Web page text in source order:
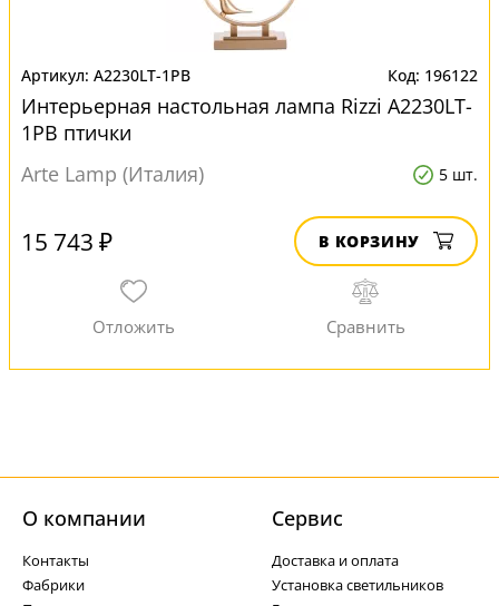
A2230LT-1PB 196122
Интерьерная настольная лампа Rizzi A2230LT-
1PB птички
Arte Lamp (Италия)
5 шт.
15 743 ₽ В КОРЗИНУ
О компании
Контакты
Фабрики
Cервис
Доставка и оплата
Установка светильников